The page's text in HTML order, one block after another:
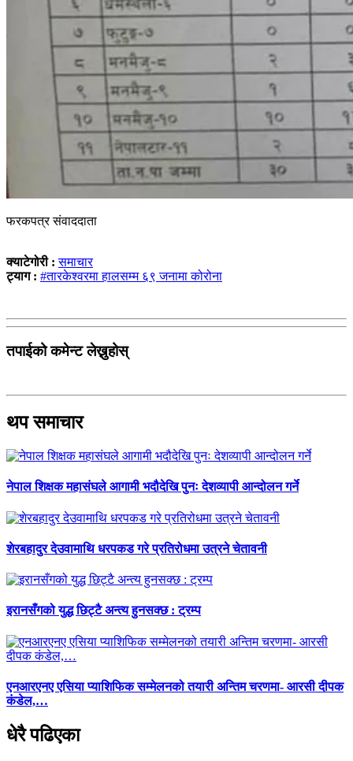
फरकपत्र संवाददाता
क्याटेगोरी :समाचार
ट्याग : #तारकेश्वरमा हालसम्म ६९ जनामा कोरोना
तपाईको कमेन्ट लेख्नुहोस्
थप समाचार
नेपाल शिक्षक महासंघले आगामी भदौदेखि पुनः देशव्यापी आन्दोलन गर्ने
शेरबहादुर देउवामाथि धरपकड गरे प्रतिरोधमा उत्रने चेतावनी
इरानसँगको युद्ध छिट्टै अन्त्य हुनसक्छ : ट्रम्प
एनआरएनए एसिया प्याशिफिक सम्मेलनको तयारी अन्तिम चरणमा- आरसी दीपक
कंडेल,…
धेरै पढिएका